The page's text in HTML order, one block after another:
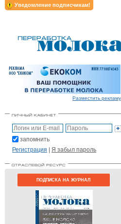
Уведомление подписчикам!
Разместить рекламу
запомнить
Регистрация | Я забыл пароль
ПОДПИСКА НА ЖУРНАЛ